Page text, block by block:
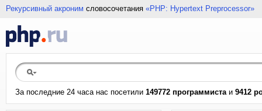
Рекурсивный акроним словосочетания «PHP: Hypertext Preprocessor»
За последние 24 часа нас посетили 149772 программистаи 9412